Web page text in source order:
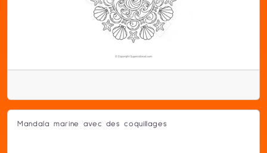
Mandala marine avec des coquillages